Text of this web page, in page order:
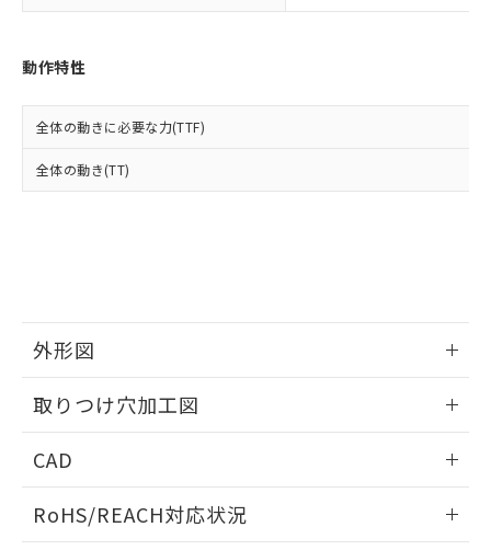
動作特性
全体の動きに必要な力(TTF)
全体の動き(TT)
外形図
取りつけ穴加工図
CAD
ドすることができます。
RoHS/REACH対応状況
EU RoHS指令（10物質）の非含有証明書
ものではありません。
また、RoHS指令のフタル酸エステル類４
荷製品に未対応品が混在することから備考